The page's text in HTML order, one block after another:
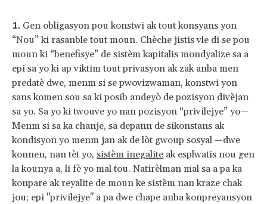
Gen obligasyon pou konstwi ak tout konsyans yon
“Nou” ki rasanble tout moun. Chèche jistis vle di se pou
moun ki “benefisye” de sistèm kapitalis mondyalize sa a
epi sa yo ki ap viktim tout privasyon ak zak anba men
predatè dwe, menm si se pwovizwaman, konstwi yon
sans komen sou sa ki posib andeyò de pozisyon divèjan
sa yo. Sa yo ki twouve yo nan pozisyon “privilejye” yo—
Menm si sa ka chanje, sa depann de sikonstans ak
kondisyon yo menm jan ak de lòt gwoup sosyal —dwe
konnen, nan tèt yo, sistèm inegalite ak esplwatis nou gen
la kounya a, li fè yo mal tou. Natirèlman mal sa a pa ka
konpare ak reyalite de moun ke sistèm nan kraze chak
jou; epi "privilejye" a pa dwe chape anba konpreyansyon